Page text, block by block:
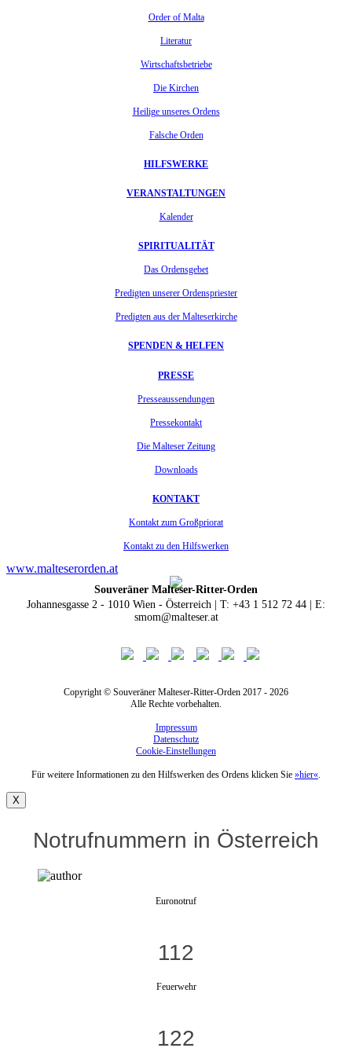
Order of Malta
Literatur
Wirtschaftsbetriebe
Die Kirchen
Heilige unseres Ordens
Falsche Orden
HILFSWERKE
VERANSTALTUNGEN
Kalender
SPIRITUALITÄT
Das Ordensgebet
Predigten unserer Ordenspriester
Predigten aus der Malteserkirche
SPENDEN & HELFEN
PRESSE
Presseaussendungen
Pressekontakt
Die Malteser Zeitung
Downloads
KONTAKT
Kontakt zum Großpriorat
Kontakt zu den Hilfswerken
www.malteserorden.at
Souveräner Malteser-Ritter-Orden
Johannesgasse 2 - 1010 Wien - Österreich | T: +43 1 512 72 44 | E:
smom@malteser.at
Copyright © Souveräner Malteser-Ritter-Orden 2017 - 2026
Alle Rechte vorbehalten.
Impressum
Datenschutz
Cookie-Einstellungen
Für weitere Informationen zu den Hilfswerken des Ordens klicken Sie »hier«.
X
Notrufnummern in Österreich
Euronotruf
112
Feuerwehr
122